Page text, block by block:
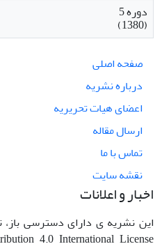
دوره 5
(1380)
صفحه اصلی
درباره نشریه
اعضای هیات تحریریه
ارسال مقاله
تماس با ما
نقشه سایت
اخبار و اعلانات
این نشریه ی دارای دسترسی باز،